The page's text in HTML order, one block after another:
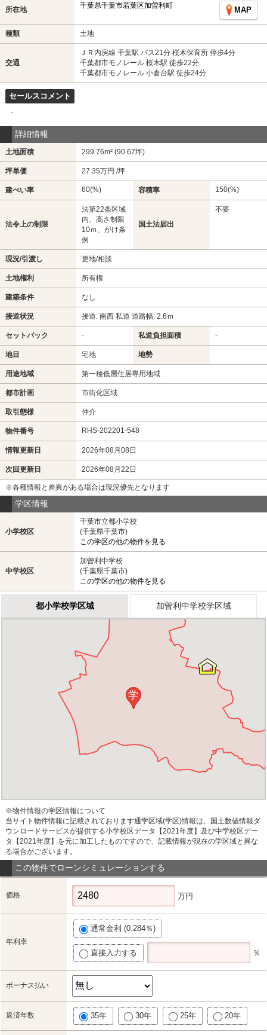
所在地 千葉県千葉市若葉区加曽利町
MAP
種類 土地
交通
ＪＲ内房線 千葉駅 バス21分 桜木保育所 停歩4分
千葉都市モノレール 桜木駅 徒歩22分
千葉都市モノレール 小倉台駅 徒歩24分
セールスコメント
-
詳細情報
土地面積 299.76m² (90.67坪)
坪単価 27.35万円 /坪
建ぺい率 60(%) 容積率 150(%)
法令上の制限
法第22条区域
内、高さ制限
10ｍ、がけ条
例
国土法届出
不要
現況/引渡し 更地/相談
土地権利 所有権
建築条件 なし
接道状況 接道: 南西 私道 道路幅: 2.6ｍ
セットバック - 私道負担面積 -
地目 宅地 地勢
用途地域 第一種低層住居専用地域
都市計画 市街化区域
取引態様 仲介
物件番号 RHS-202201-548
情報更新日 2026年08月08日
次回更新日 2026年08月22日
※各種情報と差異がある場合は現況優先となります
学区情報
小学校区
千葉市立都小学校
(千葉県千葉市)
この学区の他の物件を見る
中学校区
加曽利中学校
(千葉県千葉市)
この学区の他の物件を見る
都小学校学区域 加曽利中学校学区域
学
※物件情報の学区情報について
当サイト物件情報に記載されております通学区域(学区)情報は、国土数値情報ダ
ウンロードサービスが提供する小学校区データ【2021年度】及び中学校区デー
タ【2021年度】を元に加工したものですので、記載情報が現在の学区域と異な
る場合がございます。
この物件でローンシミュレーションする
価格 万円
年利率
通常金利 (0.284％)
直接入力する ％
ボーナス払い
返済年数 35年 30年 25年 20年